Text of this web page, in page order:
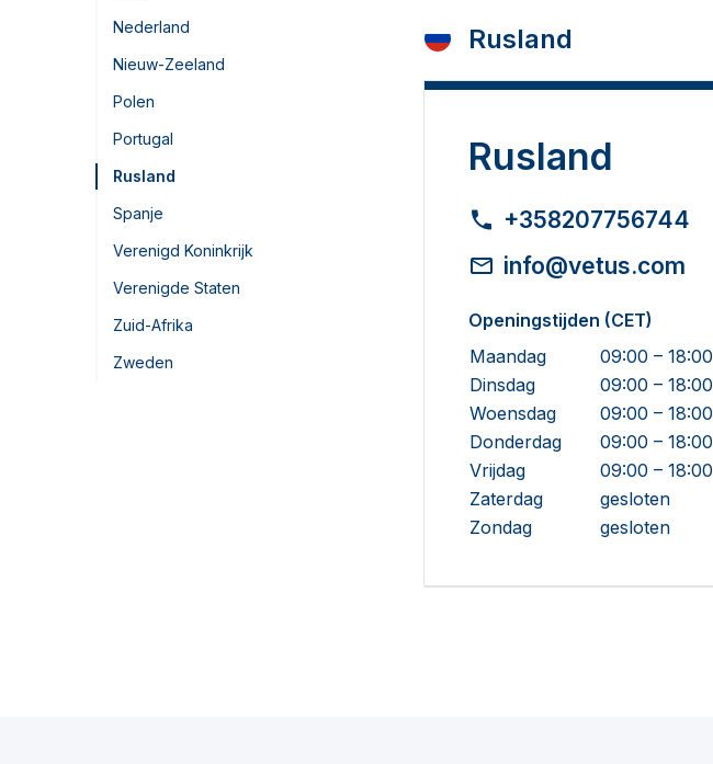
Nederland
Nieuw-Zeeland
Polen
Portugal
Rusland
Spanje
Verenigd Koninkrijk
Verenigde Staten
Zuid-Afrika
Zweden
Rusland
Rusland
+358207756744
info@vetus.com
Openingstijden (CET)
Maandag
09:00 – 18:00
Dinsdag
09:00 – 18:00
Woensdag
09:00 – 18:00
Donderdag
09:00 – 18:00
Vrijdag
09:00 – 18:00
Zaterdag
gesloten
Zondag
gesloten